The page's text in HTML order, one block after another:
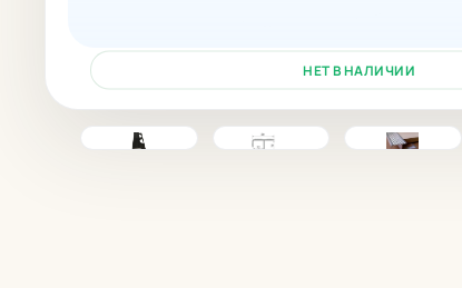
НЕТ В НАЛИЧИИ